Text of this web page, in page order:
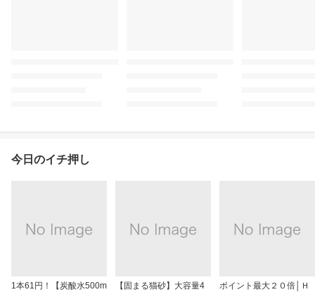
今日のイチ押し
1本61円！【炭酸水500m
【固まる猫砂】大容量4
ポイント最大２０倍│Ｈ